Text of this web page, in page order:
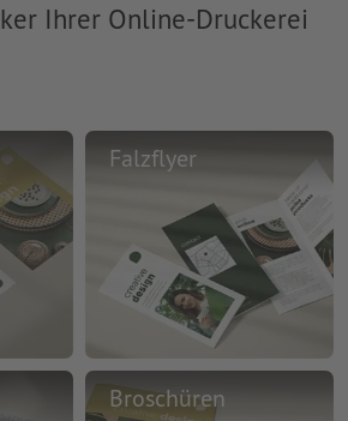
Ihrer Online-Druckerei
Falzflyer
Broschüren